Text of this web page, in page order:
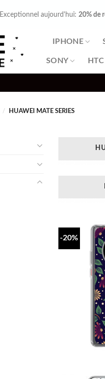
Exceptionnel aujourd'hui:20% de
IPHONE
SONY HTC
/ HUAWEI MATE SERIES
-20%